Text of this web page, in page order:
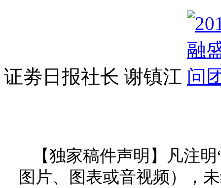
证劵日报社长 谢镇江
【独家稿件声明】凡注
图片、图表或音视频），